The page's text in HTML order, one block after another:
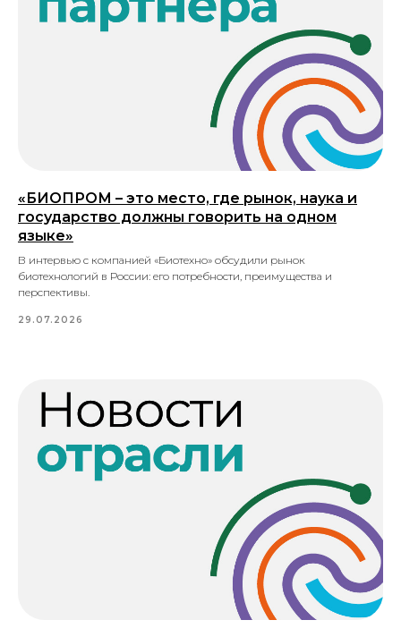
«БИОПРОМ – это место, где рынок, наука и
государство должны говорить на одном
языке»
В интервью с компанией «Биотехно» обсудили рынок
биотехнологий в России: его потребности, преимущества и
перспективы.
29.07.2026